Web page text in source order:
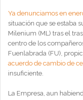
Ya denunciamos en
situación que se estaba
Milenium (ML) tras el
centro de los
Fuenlabrada (FU),
acuerdo de cambio de
insuficiente.
La Empresa, aun